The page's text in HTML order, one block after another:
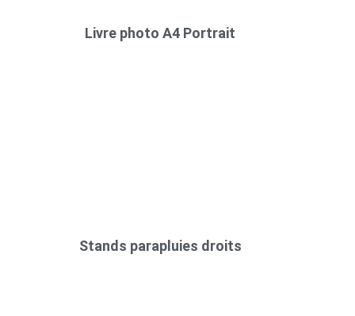
Livre photo A4 Portrait
Stands parapluies droits